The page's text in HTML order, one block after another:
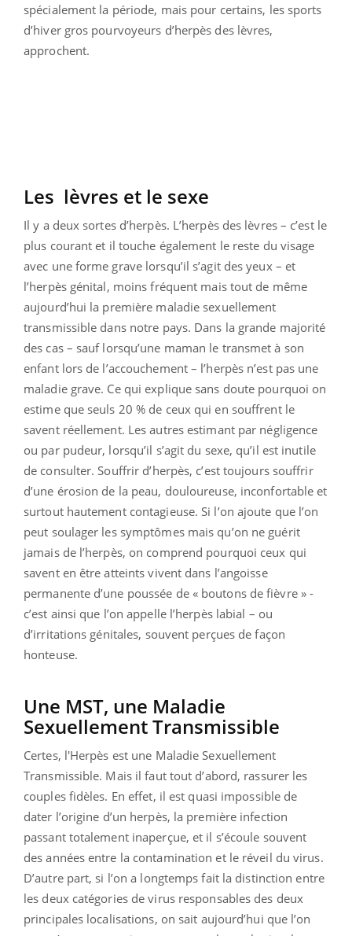
spécialement la période, mais pour certains, les sports
d’hiver gros pourvoyeurs d’herpès des lèvres,
approchent.
Les lèvres et le sexe
Il y a deux sortes d’herpès. L’herpès des lèvres – c’est le
plus courant et il touche également le reste du visage
avec une forme grave lorsqu’il s’agit des yeux – et
l’herpès génital, moins fréquent mais tout de même
aujourd’hui la première maladie sexuellement
transmissible dans notre pays. Dans la grande majorité
des cas – sauf lorsqu’une maman le transmet à son
enfant lors de l’accouchement – l’herpès n’est pas une
maladie grave. Ce qui explique sans doute pourquoi on
estime que seuls 20 % de ceux qui en souffrent le
savent réellement. Les autres estimant par négligence
ou par pudeur, lorsqu’il s’agit du sexe, qu’il est inutile
de consulter. Souffrir d’herpès, c’est toujours souffrir
d’une érosion de la peau, douloureuse, inconfortable et
surtout hautement contagieuse. Si l’on ajoute que l’on
peut soulager les symptômes mais qu’on ne guérit
jamais de l’herpès, on comprend pourquoi ceux qui
savent en être atteints vivent dans l’angoisse
permanente d’une poussée de « boutons de fièvre » -
c’est ainsi que l’on appelle l’herpès labial – ou
d’irritations génitales, souvent perçues de façon
honteuse.
Une MST, une Maladie
Sexuellement Transmissible
Certes, l'Herpès est une Maladie Sexuellement
Transmissible. Mais il faut tout d’abord, rassurer les
couples fidèles. En effet, il est quasi impossible de
dater l’origine d’un herpès, la première infection
passant totalement inaperçue, et il s’écoule souvent
des années entre la contamination et le réveil du virus.
D’autre part, si l’on a longtemps fait la distinction entre
les deux catégories de virus responsables des deux
principales localisations, on sait aujourd’hui que l’on